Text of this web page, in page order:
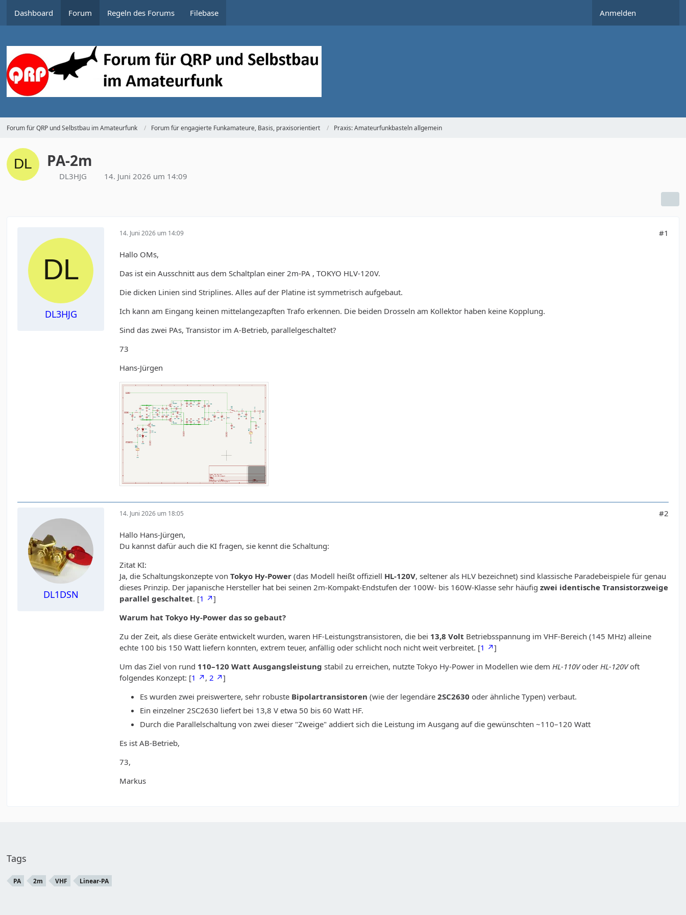
Dashboard Forum Regeln des Forums Filebase Anmelden
Forum für QRP und Selbstbau im Amateurfunk Forum für engagierte Funkamateure, Basis, praxisorientiert Praxis: Amateurfunkbasteln allgemein
PA-2m
DL3HJG 14. Juni 2026 um 14:09
DL3HJG
14. Juni 2026 um 14:09 #1
Hallo OMs,
Das ist ein Ausschnitt aus dem Schaltplan einer 2m-PA , TOKYO HLV-120V.
Die dicken Linien sind Striplines. Alles auf der Platine ist symmetrisch aufgebaut.
Ich kann am Eingang keinen mittelangezapften Trafo erkennen. Die beiden Drosseln am Kollektor haben keine Kopplung.
Sind das zwei PAs, Transistor im A-Betrieb, parallelgeschaltet?
73
Hans-Jürgen
DL1DSN
14. Juni 2026 um 18:05 #2
Hallo Hans-Jürgen,
Du kannst dafür auch die KI fragen, sie kennt die Schaltung:
Zitat KI:
Ja, die Schaltungskonzepte vonTokyo Hy-Power (das Modell heißt offiziell HL-120V, seltener als HLV bezeichnet) sind klassische Paradebeispiele für genau
dieses Prinzip. Der japanische Hersteller hat bei seinen 2m-Kompakt-Endstufen der 100W- bis 160W-Klasse sehr häufigzwei identische Transistorzweige
parallel geschaltet. [1
]
Warum hat Tokyo Hy-Power das so gebaut?
Zu der Zeit, als diese Geräte entwickelt wurden, waren HF-Leistungstransistoren, die bei 13,8 Volt Betriebsspannung im VHF-Bereich (145 MHz) alleine
echte 100 bis 150 Watt liefern konnten, extrem teuer, anfällig oder schlicht noch nicht weit verbreitet. [1
]
Um das Ziel von rund 110–120 Watt Ausgangsleistung stabil zu erreichen, nutzte Tokyo Hy-Power in Modellen wie demHL-110VoderHL-120Voft
folgendes Konzept: [1 ,2
]
Es wurden zwei preiswertere, sehr robuste Bipolartransistoren (wie der legendäre2SC2630 oder ähnliche Typen) verbaut.
Ein einzelner 2SC2630 liefert bei 13,8 V etwa 50 bis 60 Watt HF.
Durch die Parallelschaltung von zwei dieser "Zweige" addiert sich die Leistung im Ausgang auf die gewünschten ~110–120 Watt
Es ist AB-Betrieb,
73,
Markus
Tags
PA 2m VHF Linear-PA